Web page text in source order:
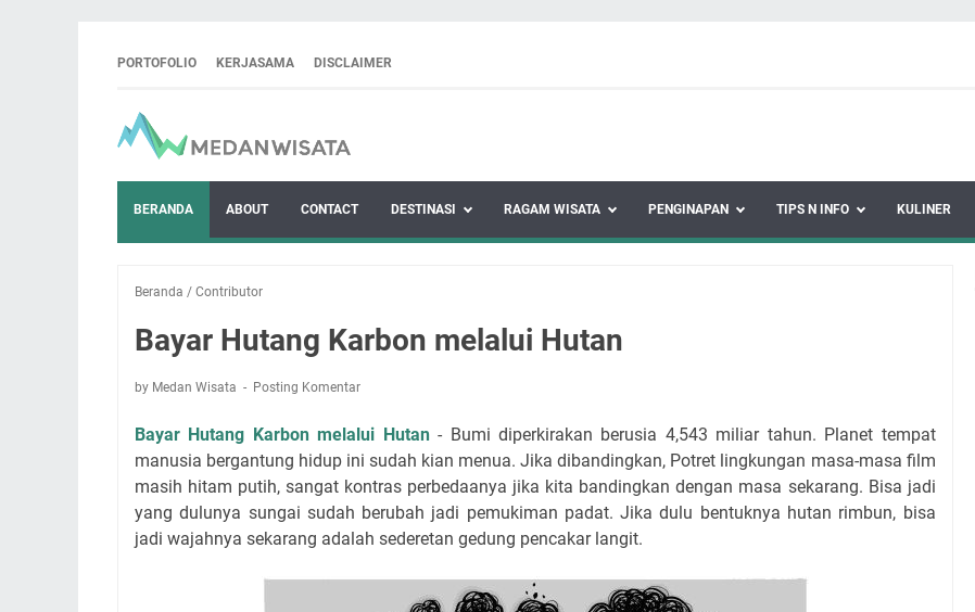
PORTOFOLIO KERJASAMA DISCLAIMER
BERANDA ABOUT CONTACT DESTINASI RAGAM WISATA PENGINAPAN TIPS N INFO KULINER
Beranda / Contributor
Bayar Hutang Karbon melalui Hutan
by Medan Wisata Posting Komentar
Bayar Hutang Karbon melalui Hutan- Bumi diperkirakan berusia 4,543 miliar tahun. Planet tempat
manusia bergantung hidup ini sudah kian menua. Jika dibandingkan, Potret lingkungan masa-masa film
masih hitam putih, sangat kontras perbedaanya jika kita bandingkan dengan masa sekarang. Bisa jadi
yang dulunya sungai sudah berubah jadi pemukiman padat. Jika dulu bentuknya hutan rimbun, bisa
jadi wajahnya sekarang adalah sederetan gedung pencakar langit.